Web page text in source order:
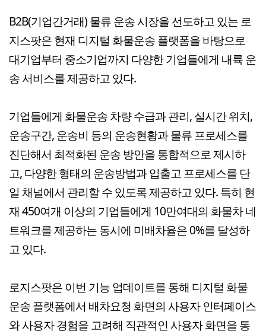
B2B(기업간거래) 물류 운송 시장을 선도하고 있는 로
지스팟은 현재 디지털 화물운송 플랫폼을 바탕으로
대기업부터 중소기업까지 다양한 기업들에게 내륙 운
송 서비스를 제공하고 있다.
기업들에게 화물운송 차량 수급과 관리, 실시간 위치,
운송구간, 운송비 등의 운송현황과 물류 프로세스를
진단해서 최적화된 운송 방안을 통합적으로 제시하
고, 다양한 형태의 운송방법과 입출고 프로세스를 단
일 채널에서 관리할 수 있도록 제공하고 있다. 특히 현
재 450여개 이상의 기업들에게 10만여대의 화물차 네
트워크를 제공하는 동시에 미배차율은 0%를 달성하
고 있다.
로지스팟은 이번 기능 업데이트를 통해 디지털 화물
운송 플랫폼에서 배차요청 화면의 사용자 인터페이스
와 사용자 경험을 고려해 직관적인 사용자 화면을 통